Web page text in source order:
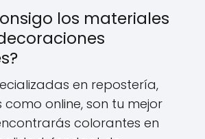
los materiales
en repostería,
online, son tu mejor
colorantes en